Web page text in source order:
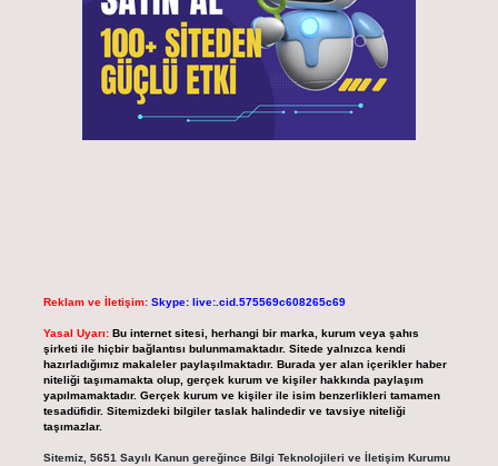
Reklam ve İletişim: Skype: live:.cid.575569c608265c69
Yasal Uyarı: Bu internet sitesi, herhangi bir marka, kurum veya şahıs
şirketi ile hiçbir bağlantısı bulunmamaktadır. Sitede yalnızca kendi
hazırladığımız makaleler paylaşılmaktadır. Burada yer alan içerikler haber
niteliği taşımamakta olup, gerçek kurum ve kişiler hakkında paylaşım
yapılmamaktadır. Gerçek kurum ve kişiler ile isim benzerlikleri tamamen
tesadüfidir. Sitemizdeki bilgiler taslak halindedir ve tavsiye niteliği
taşımazlar.
Sitemiz, 5651 Sayılı Kanun gereğince Bilgi Teknolojileri ve İletişim Kurumu